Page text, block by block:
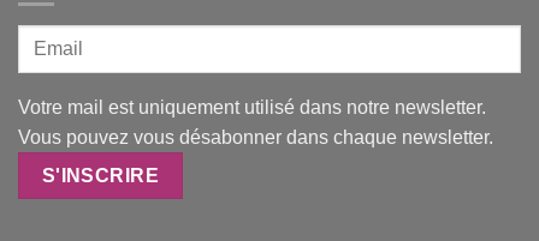
Votre mail est uniquement utilisé dans notre newsletter.
Vous pouvez vous désabonner dans chaque newsletter.